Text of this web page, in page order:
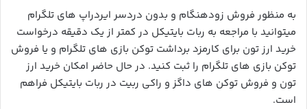
به منظور فروش زودهنگام و بدون دردسر ایردراپ های تلگرام
میتوانید با مراجعه به ربات بایتیکل در کمتر از یک دقیقه درخواست
خرید ارز تون برای کارمزد برداشت توکن بازی های تلگرام و یا فروش
توکن بازی های تلگرام را ثبت کنید. در حال حاضر امکان خرید ارز
تون و فروش توکن های داگز و راکی ربیت در ربات بایتیکل فراهم
است.